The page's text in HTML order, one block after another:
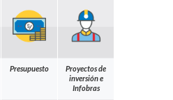
Presupuesto
Proyectos de
inversión e
Infobras